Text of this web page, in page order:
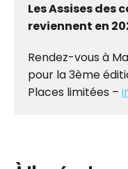
Les Assises des
reviennent en
Rendez-vous à
pour la 3ème
Places limitées –